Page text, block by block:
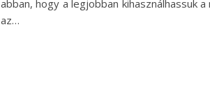
abban, hogy a legjobban kihasználhassuk
az…